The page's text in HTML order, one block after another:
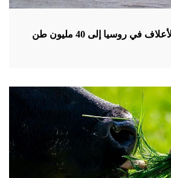
يمكن أن يصل إنتاج الأعلاف في روسيا إلى 40 مليون طن